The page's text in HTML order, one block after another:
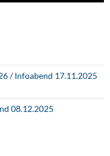
/ Infoabend 17.11.2025
08.12.2025